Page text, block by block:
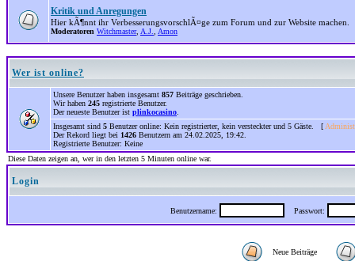
Kritik und Anregungen
Hier kÃ¶nnt ihr VerbesserungsvorschlÃ¤ge zum Forum und zur Website machen.
Moderatoren Witchmaster, A.J. Amon
Wer ist online?
Unsere Benutzer haben insgesamt 857 Beiträge geschrieben.
Wir haben 245 registrierte Benutzer.
Der neueste Benutzer ist plinkocasino
Insgesamt sind 5 Benutzer online: Kein registrierter, kein versteckter und 5 Gäste. [
Der Rekord liegt bei 1426 Benutzern am 24.02.2025, 19:42.
Registrierte Benutzer: Keine
Diese Daten zeigen an, wer in den letzten 5 Minuten online war.
Login
Benutzername: Passwort:
Neue Beiträge